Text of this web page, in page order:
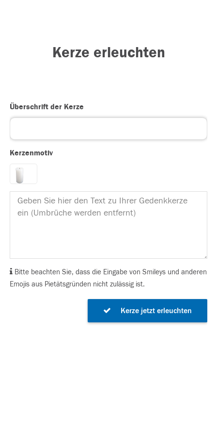
Kerze erleuchten
Überschrift der Kerze
Kerzenmotiv
Bitte beachten Sie, dass die Eingabe von Smileys und anderen
Emojis aus Pietätsgründen nicht zulässig ist.
Kerze jetzt erleuchten